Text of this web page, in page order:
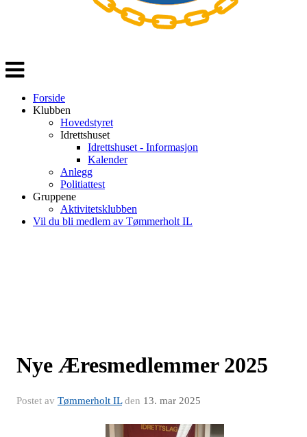
Veksle
navigasjon
Forside
Klubben
Hovedstyret
Idrettshuset
Idrettshuset - Informasjon
Kalender
Anlegg
Politiattest
Gruppene
Aktivitetsklubben
Vil du bli medlem av Tømmerholt IL
Nye Æresmedlemmer 2025
Postet av Tømmerholt ILden 13. mar 2025